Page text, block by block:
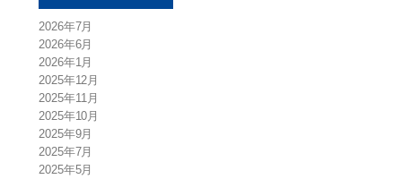
2026年7月
2026年6月
2026年1月
2025年12月
2025年11月
2025年10月
2025年9月
2025年7月
2025年5月